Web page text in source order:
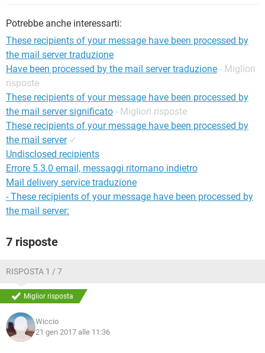
Potrebbe anche interessarti:
These recipients of your message have been processed by
the mail server traduzione
Have been processed by the mail server traduzione - Migliori
risposte
These recipients of your message have been processed by
the mail server significato - Migliori risposte
These recipients of your message have been processed by
the mail server ✓
Undisclosed recipients
Errore 5.3.0 email, messaggi ritornano indietro
Mail delivery service traduzione
- These recipients of your message have been processed by
the mail server:
7 risposte
RISPOSTA 1 / 7
Miglior risposta
Wiccio
21 gen 2017 alle 11:36